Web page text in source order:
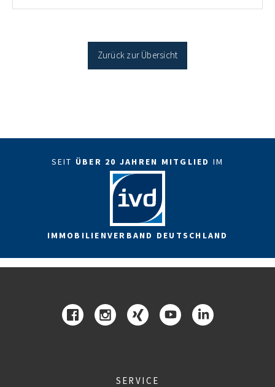
Antragstellende verpflichten sich zu energetischer
Sanierung in Einzelmaßnahmen […]
Zurück zur Übersicht
SEIT ÜBER 20 JAHREN MITGLIED IM
IMMOBILIENVERBAND DEUTSCHLAND
SERVICE